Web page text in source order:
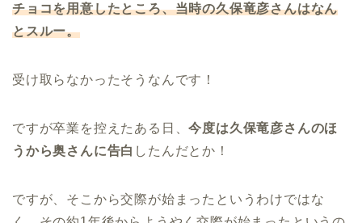
チョコを用意したところ、当時の久保竜彦さんはなん
とスルー。
受け取らなかったそうなんです！
ですが卒業を控えたある日、今度は久保竜彦さんのほ
うから奥さんに告白 したんだとか！
ですが、そこから交際が始まったというわけではな